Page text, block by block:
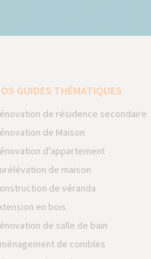
GUIDES THÉMATIQUES
de résidence secondaire
de Maison
d'appartement
de maison
de véranda
en bois
de salle de bain
de combles